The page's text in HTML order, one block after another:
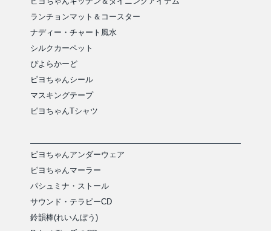
ランチョンマット＆コースター
ナディー・チャート風水
シルクカーペット
ぴよらかーど
ピヨちゃんシール
マスキングテープ
ピヨちゃんTシャツ
ピヨちゃんアンダーウェア
ピヨちゃんマーラー
パシュミナ・ストール
サウンド・テラピーCD
鈴韻棒(れいんぼう)